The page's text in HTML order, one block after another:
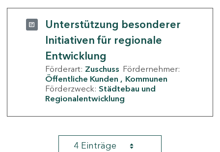
Unterstützung besonderer
Initiativen für regionale
Entwicklung
Förderart: Zuschuss Fördernehmer:
Öffentliche Kunden
Kommunen
Förderzweck: Städtebau und
Regionalentwicklung
4 Einträge